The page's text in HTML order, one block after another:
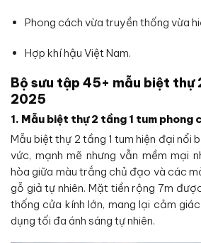
Phong cách vừa truyền thống vừa
Hợp khí hậu Việt Nam.
Bộ sưu tập 45+ mẫu biệt thự
2025
1. Mẫu biệt thự 2 tầng 1 tum phong
Mẫu biệt thự 2 tầng 1 tum hiện đại nổi
vức, mạnh mẽ nhưng vẫn mềm mại
hòa giữa màu trắng chủ đạo và các
gỗ giả tự nhiên. Mặt tiền rộng 7m
thống cửa kính lớn, mang lại cảm
dụng tối đa ánh sáng tự nhiên.